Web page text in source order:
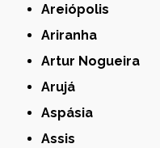
Areiópolis
Ariranha
Artur Nogueira
Arujá
Aspásia
Assis